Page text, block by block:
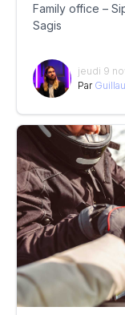
Family office –
Sagis
jeudi 9
Par